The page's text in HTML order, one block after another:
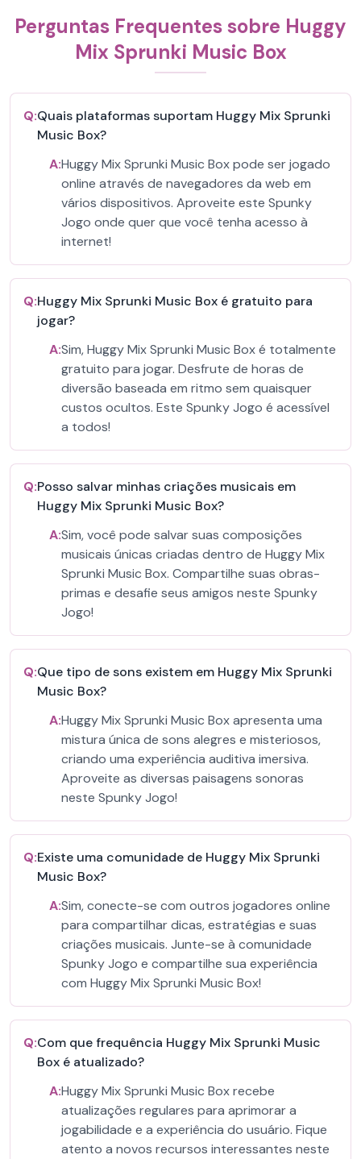
Perguntas Frequentes sobre Huggy
Mix Sprunki Music Box
Q:Quais plataformas suportam Huggy Mix Sprunki
Music Box?
A:Huggy Mix Sprunki Music Box pode ser jogado
online através de navegadores da web em
vários dispositivos. Aproveite este Spunky
Jogo onde quer que você tenha acesso à
internet!
Q:Huggy Mix Sprunki Music Box é gratuito para
jogar?
A:Sim, Huggy Mix Sprunki Music Box é totalmente
gratuito para jogar. Desfrute de horas de
diversão baseada em ritmo sem quaisquer
custos ocultos. Este Spunky Jogo é acessível
a todos!
Q:Posso salvar minhas criações musicais em
Huggy Mix Sprunki Music Box?
A:Sim, você pode salvar suas composições
musicais únicas criadas dentro de Huggy Mix
Sprunki Music Box. Compartilhe suas obras-
primas e desafie seus amigos neste Spunky
Jogo!
Q:Que tipo de sons existem em Huggy Mix Sprunki
Music Box?
A:Huggy Mix Sprunki Music Box apresenta uma
mistura única de sons alegres e misteriosos,
criando uma experiência auditiva imersiva.
Aproveite as diversas paisagens sonoras
neste Spunky Jogo!
Q:Existe uma comunidade de Huggy Mix Sprunki
Music Box?
A:Sim, conecte-se com outros jogadores online
para compartilhar dicas, estratégias e suas
criações musicais. Junte-se à comunidade
Spunky Jogo e compartilhe sua experiência
com Huggy Mix Sprunki Music Box!
Q:Com que frequência Huggy Mix Sprunki Music
Box é atualizado?
A:Huggy Mix Sprunki Music Box recebe
atualizações regulares para aprimorar a
jogabilidade e a experiência do usuário. Fique
atento a novos recursos interessantes neste